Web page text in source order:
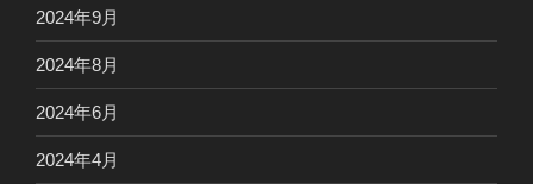
2024年9月
2024年8月
2024年6月
2024年4月